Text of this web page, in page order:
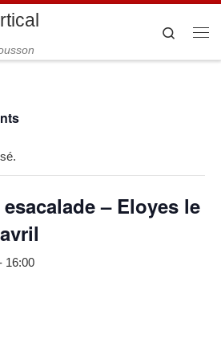
Search
– Eloyes le
16:00